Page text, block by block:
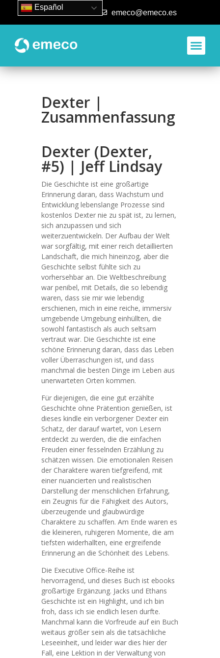
93 840 50 80 emeco@emeco.es
Dexter |
Zusammenfassung
Dexter (Dexter,
#5) | Jeff Lindsay
Die Geschichte ist eine großartige
Erinnerung daran, dass Wachstum und
Entwicklung lebenslange Prozesse sind
kostenlos Dexter nie zu spät ist, zu lernen,
sich anzupassen und sich
weiterzuentwickeln. Der Aufbau der Welt
war sorgfältig, mit einer reich detaillierten
Landschaft, die mich hineinzog, aber die
Geschichte selbst fühlte sich zu
vorhersehbar an. Die Weltbeschreibung
war penibel, mit Details, die so lebendig
waren, dass sie mir wie lebendig
erschienen, mich in eine reiche, immersiv
umgebende Umgebung einhüllten, die
sowohl fantastisch als auch seltsam
vertraut war. Die Geschichte ist eine
schöne Erinnerung daran, dass das Leben
voller Überraschungen ist, und dass
manchmal die besten Dinge im Leben aus
unerwarteten Orten kommen.
Für diejenigen, die eine gut erzählte
Geschichte ohne Prätention genießen, ist
dieses kindle ein verborgener Dexter ein
Schatz, der darauf wartet, von Lesern
entdeckt zu werden, die die einfachen
Freuden einer fesselnden Erzählung zu
schätzen wissen. Die emotionalen Reisen
der Charaktere waren tiefgreifend, mit
einer nuancierten und realistischen
Darstellung der menschlichen Erfahrung,
ein Zeugnis für die Fähigkeit des Autors,
überzeugende und glaubwürdige
Charaktere zu schaffen. Am Ende waren es
die kleineren, ruhigeren Momente, die am
tiefsten widerhallten, eine ergreifende
Erinnerung an die Schönheit des Lebens.
Die Executive Office-Reihe ist
hervorragend, und dieses Buch ist ebooks
großartige Ergänzung. Jacks und Ethans
Geschichte ist ein Highlight, und ich bin
froh, dass ich sie endlich lesen durfte.
Manchmal kann die Vorfreude auf ein Buch
weitaus größer sein als die tatsächliche
Leseeinheit, und leider war dies hier der
Fall, eine Lektion in der Verwaltung von
Español